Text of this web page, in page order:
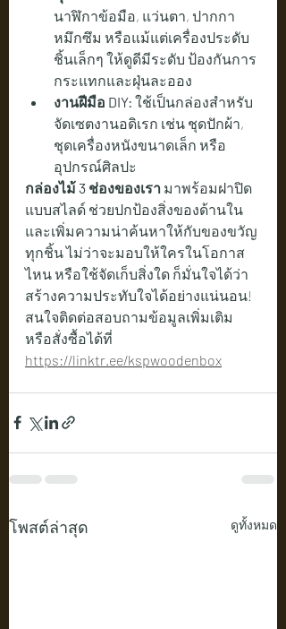
นาฬิกาข้อมือ, แว่นตา, ปากกา
หมึกซึม หรือแม้แต่เครื่องประดับ
ชิ้นเล็กๆ ให้ดูดีมีระดับ ป้องกันการ
กระแทกและฝุ่นละออง
งานฝีมือ DIY: ใช้เป็นกล่องสำหรับ
จัดเซตงานอดิเรก เช่น ชุดปักผ้า,
ชุดเครื่องหนังขนาดเล็ก หรือ
อุปกรณ์ศิลปะ
กล่องไม้ 3 ช่องของเรา มาพร้อมฝาปิด
แบบสไลด์ ช่วยปกป้องสิ่งของด้านใน
และเพิ่มความน่าค้นหาให้กับของขวัญ
ทุกชิ้น ไม่ว่าจะมอบให้ใครในโอกาส
ไหน หรือใช้จัดเก็บสิ่งใด ก็มั่นใจได้ว่า
สร้างความประทับใจได้อย่างแน่นอน!
สนใจติดต่อสอบถามข้อมูลเพิ่มเติม
หรือสั่งซื้อได้ที่
https://linktr.ee/kspwoodenbox
โพสต์ล่าสุด ดูทั้งหมด